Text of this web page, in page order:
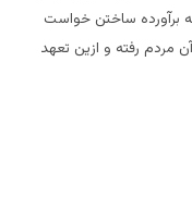
برآورده ساختن خواست
مردم رفته و ازین تعهد